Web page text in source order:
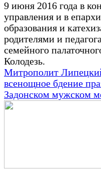
9 июня 2016 года в
управления и в
образования и
родителями и
семейного
Колодезь.
Митрополит
всенощное бдение
Задонском мужском